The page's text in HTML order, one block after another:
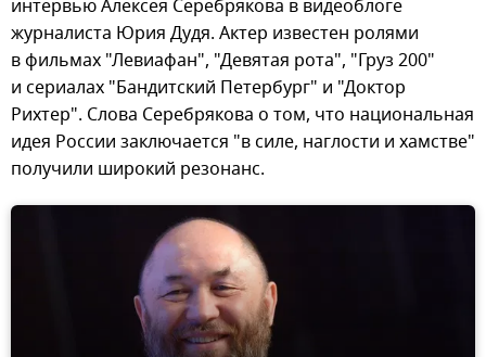
интервью Алексея Серебрякова в видеоблоге
журналиста Юрия Дудя. Актер известен ролями
в фильмах "Левиафан", "Девятая рота", "Груз 200"
и сериалах "Бандитский Петербург" и "Доктор
Рихтер". Слова Серебрякова о том, что национальная
идея России заключается "в силе, наглости и хамстве"
получили широкий резонанс.